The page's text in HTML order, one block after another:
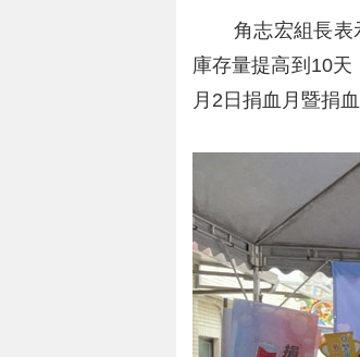
角志宏組長表示
庫存量提高到10
月2日捐血月暨捐